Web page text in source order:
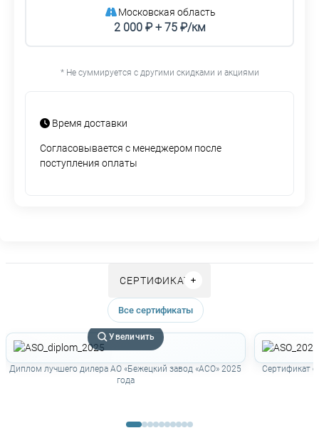
Московская область
2 000 ₽ + 75 ₽/км
* Не суммируется с другими скидками и акциями
Время доставки
Согласовывается с менеджером после
поступления оплаты
СЕРТИФИКАТЫ
Все сертификаты
Увеличить
Диплом лучшего дилера АО «Бежецкий завод «АСО» 2025
года
Сертификат